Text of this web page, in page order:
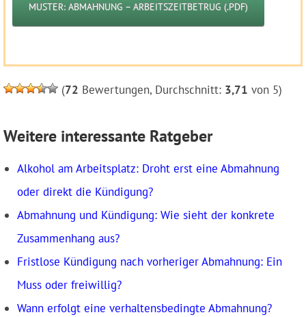
MUSTER: ABMAHNUNG – ARBEITSZEITBETRUG (.PDF)
(72 Bewertungen, Durchschnitt: 3,71 von 5)
Weitere interessante Ratgeber
Alkohol am Arbeitsplatz: Droht erst eine Abmahnung
oder direkt die Kündigung?
Abmahnung und Kündigung: Wie sieht der konkrete
Zusammenhang aus?
Fristlose Kündigung nach vorheriger Abmahnung: Ein
Muss oder freiwillig?
Wann erfolgt eine verhaltensbedingte Abmahnung?